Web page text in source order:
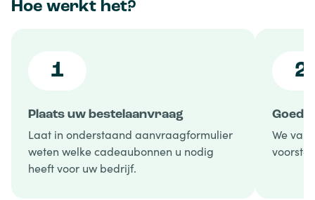
Hoe werkt het?
1
Plaats uw bestelaanvraag
Laat in onderstaand aanvraagformulier
weten welke cadeaubonnen u nodig
heeft voor uw bedrijf.
2
We